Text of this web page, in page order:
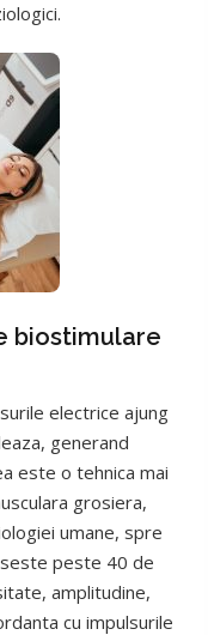
biostimulare
electrice ajung
generand
este o tehnica mai
grosiera,
umane, spre
peste 40 de
amplitudine,
cu impulsurile